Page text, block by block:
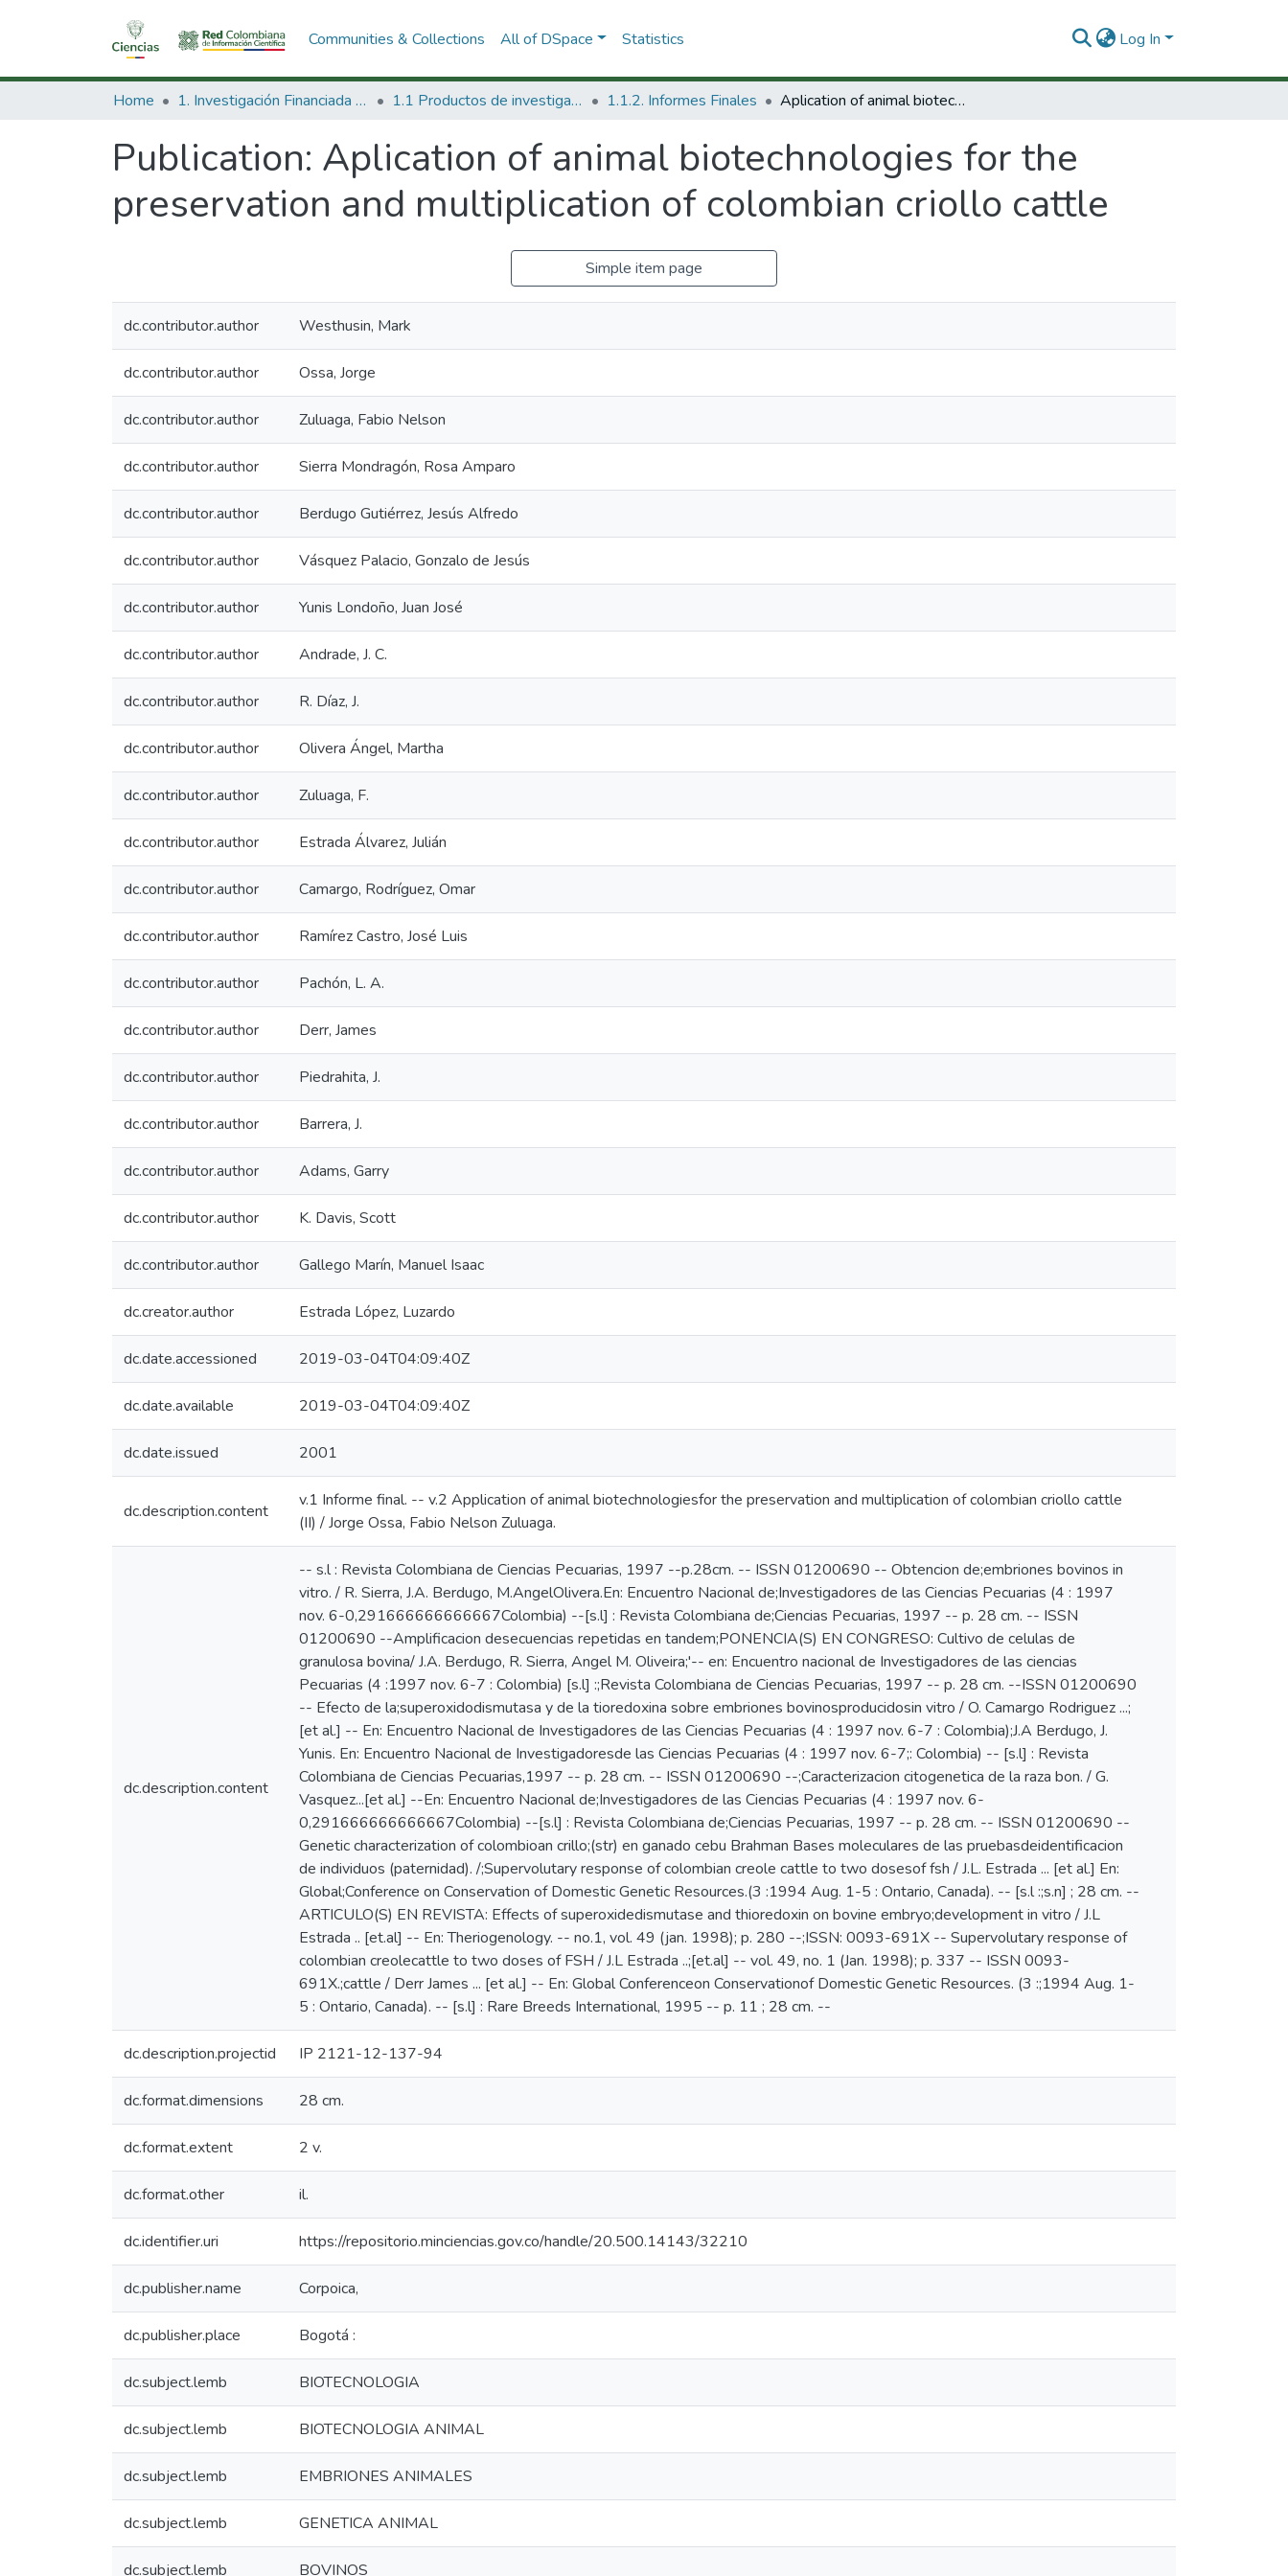
Communities & Collections All of DSpace Statistics Log In
Home 1. Investigación Financiada con Recursos Públicos 1.1 Productos de investigación 1.1.2. Informes Finales Aplication of animal biotechnologies for the preservation and multiplication of colombian criollo cattle
Publication: Aplication of animal biotechnologies for the
preservation and multiplication of colombian criollo cattle
Simple item page
dc.contributor.author Westhusin, Mark
dc.contributor.author Ossa, Jorge
dc.contributor.author Zuluaga, Fabio Nelson
dc.contributor.author Sierra Mondragón, Rosa Amparo
dc.contributor.author Berdugo Gutiérrez, Jesús Alfredo
dc.contributor.author Vásquez Palacio, Gonzalo de Jesús
dc.contributor.author Yunis Londoño, Juan José
dc.contributor.author Andrade, J. C.
dc.contributor.author R. Díaz, J.
dc.contributor.author Olivera Ángel, Martha
dc.contributor.author Zuluaga, F.
dc.contributor.author Estrada Álvarez, Julián
dc.contributor.author Camargo, Rodríguez, Omar
dc.contributor.author Ramírez Castro, José Luis
dc.contributor.author Pachón, L. A.
dc.contributor.author Derr, James
dc.contributor.author Piedrahita, J.
dc.contributor.author Barrera, J.
dc.contributor.author Adams, Garry
dc.contributor.author K. Davis, Scott
dc.contributor.author Gallego Marín, Manuel Isaac
dc.creator.author Estrada López, Luzardo
dc.date.accessioned 2019-03-04T04:09:40Z
dc.date.available 2019-03-04T04:09:40Z
dc.date.issued 2001
dc.description.content
v.1 Informe final. -- v.2 Application of animal biotechnologiesfor the preservation and multiplication of colombian criollo cattle
(II) / Jorge Ossa, Fabio Nelson Zuluaga.
dc.description.content
-- s.l : Revista Colombiana de Ciencias Pecuarias, 1997 --p.28cm. -- ISSN 01200690 -- Obtencion de;embriones bovinos in
vitro. / R. Sierra, J.A. Berdugo, M.AngelOlivera.En: Encuentro Nacional de;Investigadores de las Ciencias Pecuarias (4 : 1997
nov. 6-0,291666666666667Colombia) --[s.l] : Revista Colombiana de;Ciencias Pecuarias, 1997 -- p. 28 cm. -- ISSN
01200690 --Amplificacion desecuencias repetidas en tandem;PONENCIA(S) EN CONGRESO: Cultivo de celulas de
granulosa bovina/ J.A. Berdugo, R. Sierra, Angel M. Oliveira;'-- en: Encuentro nacional de Investigadores de las ciencias
Pecuarias (4 :1997 nov. 6-7 : Colombia) [s.l] :;Revista Colombiana de Ciencias Pecuarias, 1997 -- p. 28 cm. --ISSN 01200690
-- Efecto de la;superoxidodismutasa y de la tioredoxina sobre embriones bovinosproducidosin vitro / O. Camargo Rodriguez ...;
[et al.] -- En: Encuentro Nacional de Investigadores de las Ciencias Pecuarias (4 : 1997 nov. 6-7 : Colombia);J.A Berdugo, J.
Yunis. En: Encuentro Nacional de Investigadoresde las Ciencias Pecuarias (4 : 1997 nov. 6-7;: Colombia) -- [s.l] : Revista
Colombiana de Ciencias Pecuarias,1997 -- p. 28 cm. -- ISSN 01200690 --;Caracterizacion citogenetica de la raza bon. / G.
Vasquez...[et al.] --En: Encuentro Nacional de;Investigadores de las Ciencias Pecuarias (4 : 1997 nov. 6-
0,291666666666667Colombia) --[s.l] : Revista Colombiana de;Ciencias Pecuarias, 1997 -- p. 28 cm. -- ISSN 01200690 --
Genetic characterization of colombioan crillo;(str) en ganado cebu Brahman Bases moleculares de las pruebasdeidentificacion
de individuos (paternidad). /;Supervolutary response of colombian creole cattle to two dosesof fsh / J.L. Estrada ... [et al.] En:
Global;Conference on Conservation of Domestic Genetic Resources.(3 :1994 Aug. 1-5 : Ontario, Canada). -- [s.l :;s.n] ; 28 cm. --
ARTICULO(S) EN REVISTA: Effects of superoxidedismutase and thioredoxin on bovine embryo;development in vitro / J.L
Estrada .. [et.al] -- En: Theriogenology. -- no.1, vol. 49 (jan. 1998); p. 280 --;ISSN: 0093-691X -- Supervolutary response of
colombian creolecattle to two doses of FSH / J.L Estrada ..;[et.al] -- vol. 49, no. 1 (Jan. 1998); p. 337 -- ISSN 0093-
691X.;cattle / Derr James ... [et al.] -- En: Global Conferenceon Conservationof Domestic Genetic Resources. (3 :;1994 Aug. 1-
5 : Ontario, Canada). -- [s.l] : Rare Breeds International, 1995 -- p. 11 ; 28 cm. --
dc.description.projectid IP 2121-12-137-94
dc.format.dimensions 28 cm.
dc.format.extent 2 v.
dc.format.other il.
dc.identifier.uri https://repositorio.minciencias.gov.co/handle/20.500.14143/32210
dc.publisher.name Corpoica,
dc.publisher.place Bogotá :
dc.subject.lemb BIOTECNOLOGIA
dc.subject.lemb BIOTECNOLOGIA ANIMAL
dc.subject.lemb EMBRIONES ANIMALES
dc.subject.lemb GENETICA ANIMAL
dc.subject.lemb BOVINOS